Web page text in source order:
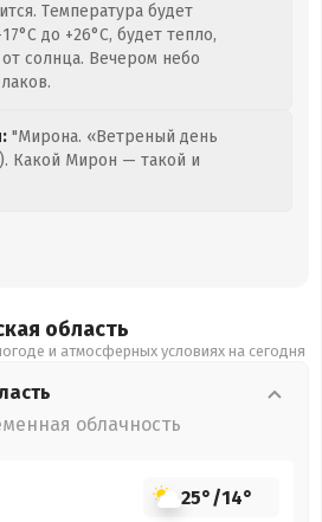
Температура будет
до +26°C, будет тепло,
солнца. Вечером небо
"Мирона. «Ветреный день
Какой Мирон — такой и
область
и атмосферных условиях на сегодня
облачность
25°/14°